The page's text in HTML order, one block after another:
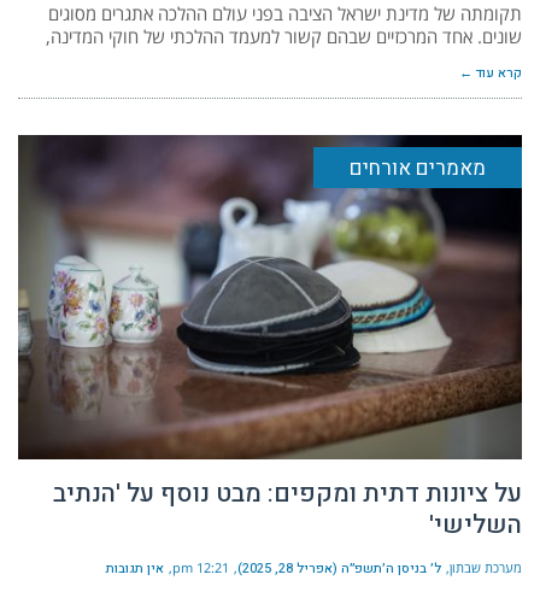
תקומתה של מדינת ישראל הציבה בפני עולם ההלכה אתגרים מסוגים
שונים. אחד המרכזיים שבהם קשור למעמד ההלכתי של חוקי המדינה,
קרא עוד ←
מאמרים אורחים
על ציונות דתית ומקפים: מבט נוסף על 'הנתיב
השלישי'
מערכת שבתון ל׳ בניסן ה׳תשפ״ה (אפריל 28, 2025) 12:21 pm אין תגובות